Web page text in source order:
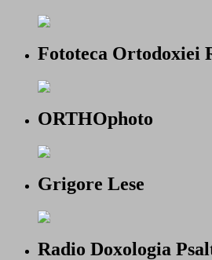
Fototeca Ortodoxiei
ORTHOphoto
Grigore Lese
Radio Doxologia